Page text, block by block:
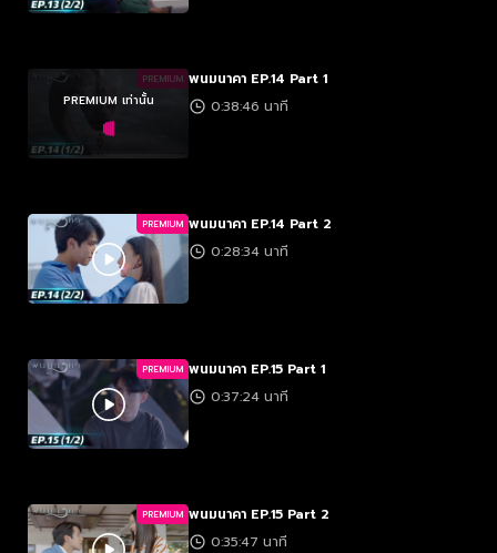
PREMIUM
PREMIUM เท่านั้น
พนมนาคา EP.14 Part 1
0:38:46 นาที
PREMIUM พนมนาคา EP.14 Part 2
0:28:34 นาที
PREMIUM พนมนาคา EP.15 Part 1
0:37:24 นาที
PREMIUM พนมนาคา EP.15 Part 2
0:35:47 นาที